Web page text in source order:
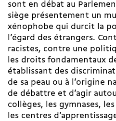
sont en débat au
siège présentement un
xénophobe qui durcit la
l’égard des étrangers.
racistes, contre une
les droits fondamentaux
établissant des
de sa peau ou à l’origine
de débattre et d’agir
collèges, les gymnases,
les centres